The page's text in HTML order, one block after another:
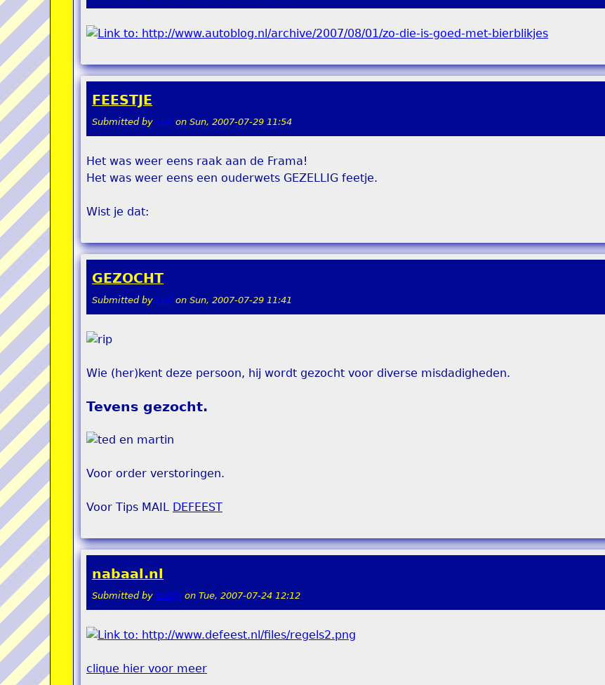
FEESTJE
Submitted by stel on Sun, 2007-07-29 11:54
Het was weer eens raak aan de Frama!
Het was weer eens een ouderwets GEZELLIG feetje.
Wist je dat:
GEZOCHT
Submitted by stel on Sun, 2007-07-29 11:41
Wie (her)kent deze persoon, hij wordt gezocht voor diverse misdadigheden.
Tevens gezocht.
Voor order verstoringen.
Voor Tips MAIL DEFEEST
nabaal.nl
Submitted by teddy on Tue, 2007-07-24 12:12
clique hier voor meer